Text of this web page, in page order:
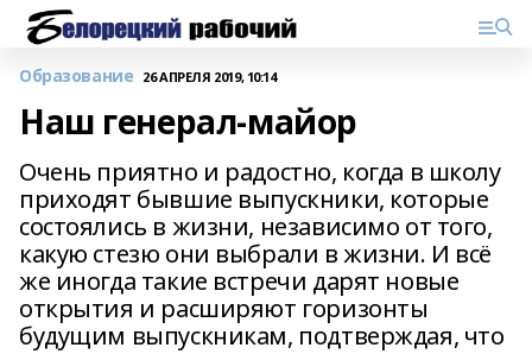
Образование 26 АПРЕЛЯ 2019, 10:14
Наш генерал-майор
Очень приятно и радостно, когда в школу
приходят бывшие выпускники, которые
состоялись в жизни, независимо от того,
какую стезю они выбрали в жизни. И всё
же иногда такие встречи дарят новые
открытия и расширяют горизонты
будущим выпускникам, подтверждая, что